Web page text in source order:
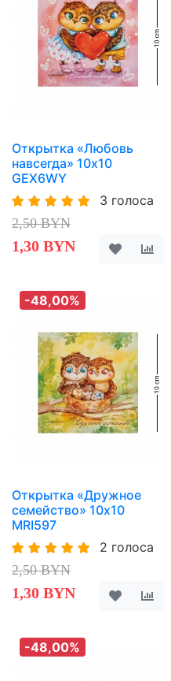
Открытка «Любовь
навсегда» 10х10
GEX6WY
3 голоса
2,50 BYN
1,30 BYN
-48,00%
Открытка «Дружное
семейство» 10х10
MRI597
2 голоса
2,50 BYN
1,30 BYN
-48,00%